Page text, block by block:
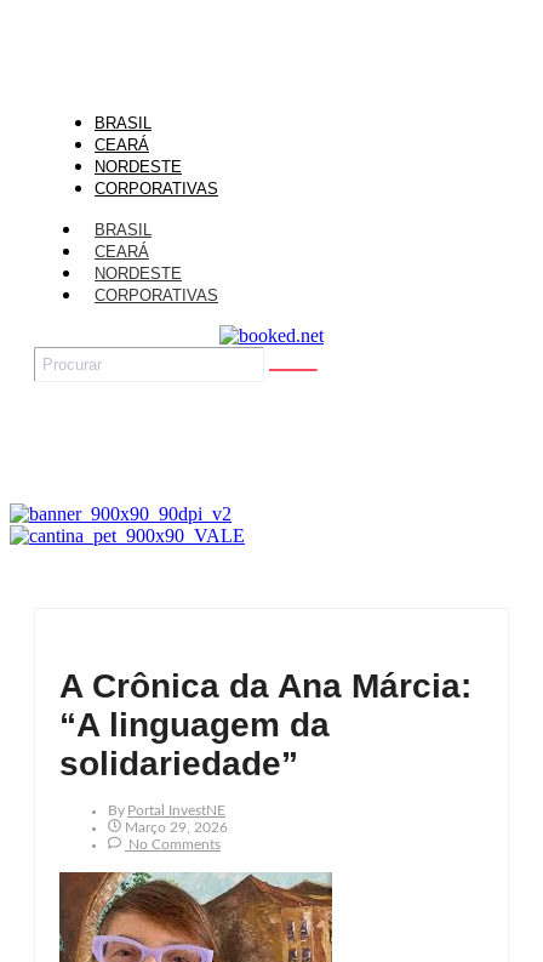
BRASIL
CEARÁ
NORDESTE
CORPORATIVAS
BRASIL
CEARÁ
NORDESTE
CORPORATIVAS
A Crônica da Ana Márcia:
“A linguagem da
solidariedade”
By Portal InvestNE
Março 29, 2026
No Comments